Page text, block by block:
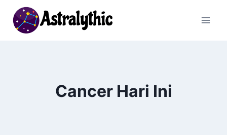
content
Cancer Hari Ini